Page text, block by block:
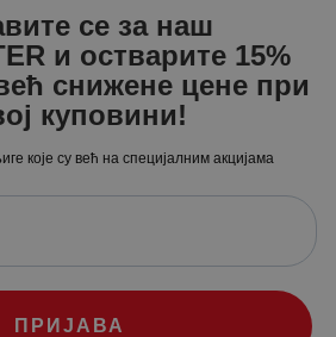
се за наш
и остварите 15%
снижене цене при
куповини!
које су већ на специјалним акцијама
ПРИЈАВА